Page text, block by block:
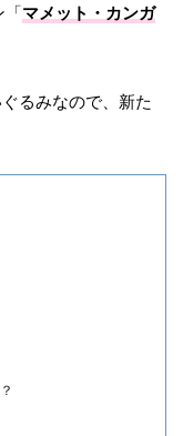
「マメット・カンガ
るみなので、新た